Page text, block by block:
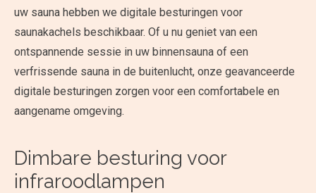
uw sauna hebben we digitale besturingen voor
saunakachels beschikbaar. Of u nu geniet van een
ontspannende sessie in uw binnensauna of een
verfrissende sauna in de buitenlucht, onze geavanceerde
digitale besturingen zorgen voor een comfortabele en
aangename omgeving.
Dimbare besturing voor
infraroodlampen